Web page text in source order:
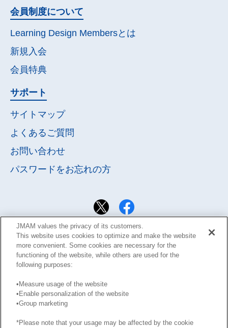
会員制度について
Learning Design Membersとは
新規入会
会員特典
サポート
サイトマップ
よくあるご質問
お問い合わせ
パスワードをお忘れの方
サイト利用規約
JMAM values the privacy of its customers.
This website uses cookies to optimize and make the website
more convenient. Some cookies are necessary for the
functioning of the website, while others are used for the
following purposes:
•Measure usage of the website
•Enable personalization of the website
•Group marketing
*Please note that your usage may be affected by the cookie